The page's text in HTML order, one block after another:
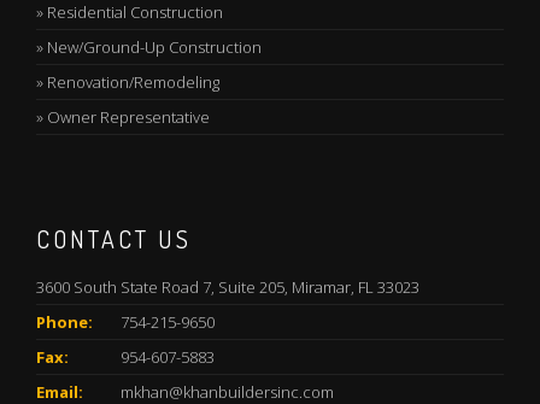
» Residential Construction
» New/Ground-Up Construction
» Renovation/Remodeling
» Owner Representative
CONTACT US
3600 South State Road 7, Suite 205, Miramar, FL 33023
Phone:
754-215-9650
Fax:
954-607-5883
Email:
mkhan@khanbuildersinc.com